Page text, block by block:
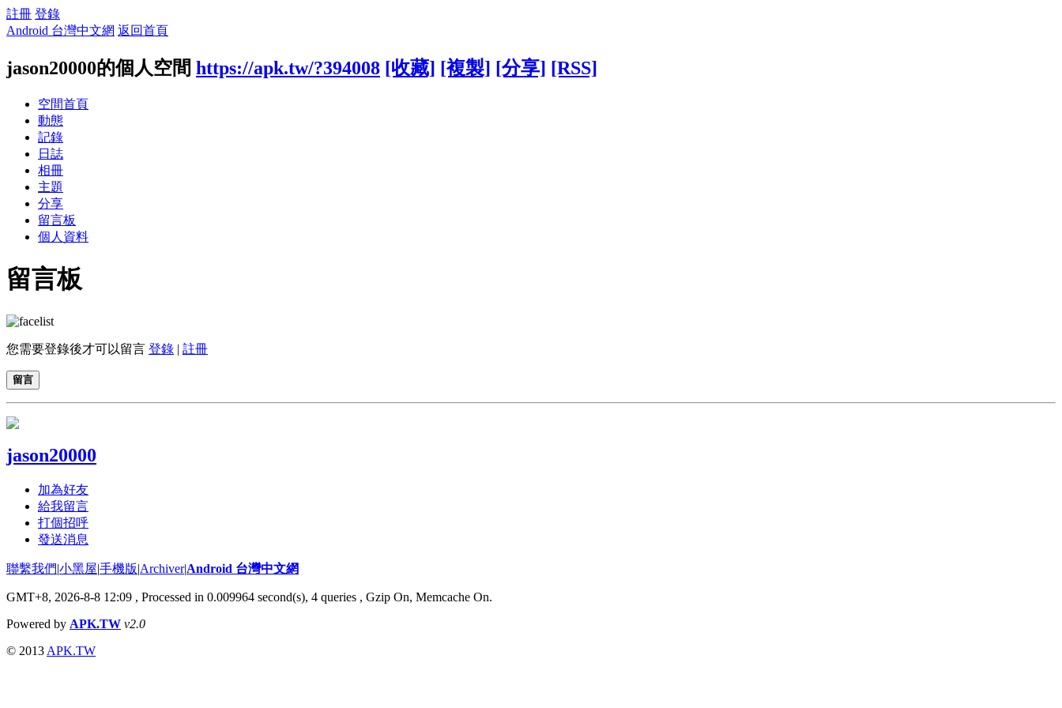
註冊 登錄
Android 台灣中文網 返回首頁
jason20000的個人空間 https://apk.tw/?394008 [收藏] [複製] [分享] [RSS]
空間首頁
動態
記錄
日誌
相冊
主題
分享
留言板
個人資料
留言板
您需要登錄後才可以留言 登錄 | 註冊
留言
jason20000
加為好友
給我留言
打個招呼
發送消息
聯繫我們|小黑屋|手機版|Archiver|Android 台灣中文網
GMT+8, 2026-8-8 12:09 , Processed in 0.009964 second(s), 4 queries , Gzip On, Memcache On.
Powered by APK.TW v2.0
© 2013 APK.TW